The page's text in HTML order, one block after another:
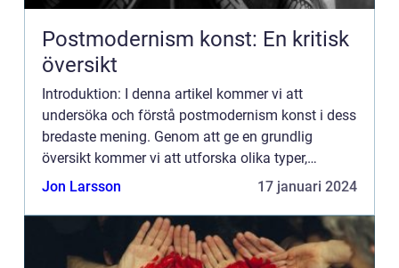
Postmodernism konst: En kritisk
översikt
Introduktion: I denna artikel kommer vi att
undersöka och förstå postmodernism konst i dess
bredaste mening. Genom att ge en grundlig
översikt kommer vi att utforska olika typer,
popularitet och även kvantitativa mätningar
Jon Larsson 17 januari 2024